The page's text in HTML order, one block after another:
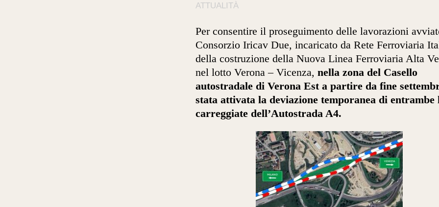
ATTUALITÀ
Per consentire il proseguimento delle lavorazioni
Consorzio Iricav Due, incaricato da Rete Ferroviaria
della costruzione della Nuova Linea Ferroviaria Alta
nel lotto Verona – Vicenza, nella zona del Casello
autostradale di Verona Est a partire da fine
stata attivata la deviazione temporanea di entrambe
carreggiate dell’Autostrada A4.